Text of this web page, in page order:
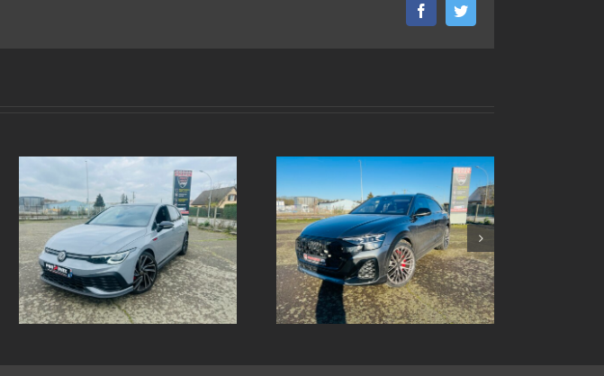
FacebookTwitter
Echappement inox sur
mesure AUDI SQ8 2024
Echappement inox sur
mesure Ford sierra xr4i v6